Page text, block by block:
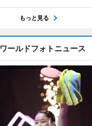
もっと見る
ワールドフォトニュース